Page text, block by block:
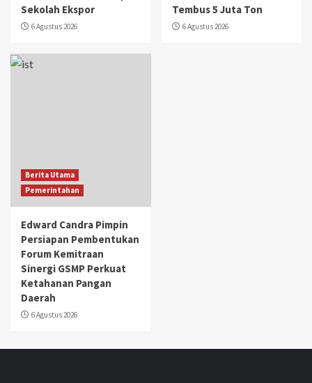
Sekolah Ekspor
6 Agustus 2026
Tembus 5 Juta Ton
6 Agustus 2026
Berita Utama
Pemerintahan
Edward Candra Pimpin
Persiapan Pembentukan
Forum Kemitraan
Sinergi GSMP Perkuat
Ketahanan Pangan
Daerah
6 Agustus 2026